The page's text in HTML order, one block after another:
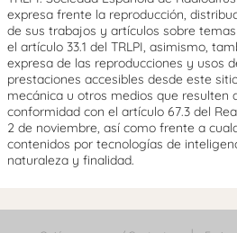
expresa frente la reproducción,
de sus trabajos y artículos sobre
el artículo 33.1 del TRLPI, asimismo,
expresa de las reproducciones y usos
prestaciones accesibles desde este
mecánica u otros medios que resulten
conformidad con el artículo 67.3 del
2 de noviembre, así como frente a
contenidos por tecnologías de
naturaleza y finalidad.